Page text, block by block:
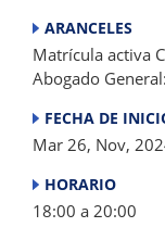
ARANCELES
Matrícula activa
Abogado
FECHA DE
Mar 26, Nov,
HORARIO
18:00 a 20:00